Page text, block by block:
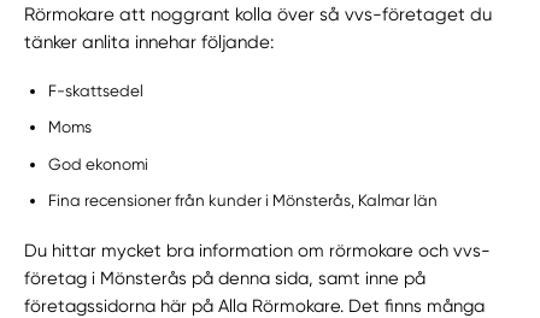
Rörmokare att noggrant kolla över så vvs-företaget du
tänker anlita innehar följande:
F-skattsedel
Moms
God ekonomi
Fina recensioner från kunder i Mönsterås, Kalmar län
Du hittar mycket bra information om rörmokare och vvs-
företag i Mönsterås på denna sida, samt inne på
företagssidorna här på Alla Rörmokare. Det finns många